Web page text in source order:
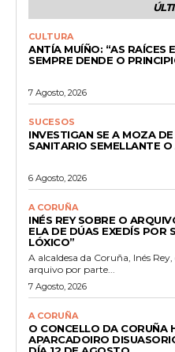
CULTURA
ANTÍA MUÍÑO: “AS RAÍCES
SEMPRE DENDE O
7 Agosto, 2026
SUCESOS
INVESTIGAN SE A MOZA
SANITARIO SEMELLANTE
6 Agosto, 2026
A CORUÑA
INÉS REY SOBRE O
ELA DE DÚAS EXEDÍS POR
LÓXICO”
A alcaldesa da Coruña, Inés
arquivo por parte...
7 Agosto, 2026
A CORUÑA
O CONCELLO DA CORUÑA
APARCADOIRO